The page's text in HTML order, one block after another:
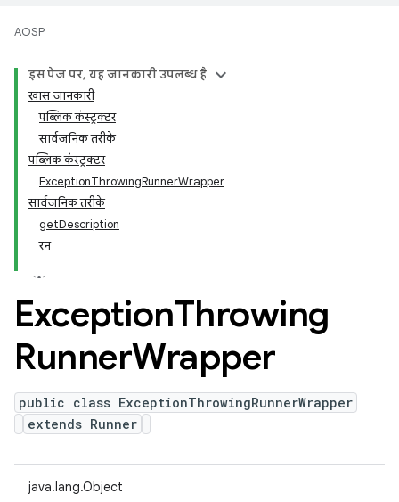
AOSP
इस पेज पर, यह जानकारी उपलब्ध है
खास जानकारी
पब्लिक कंस्ट्रक्टर
सार्वजनिक तरीके
पब्लिक कंस्ट्रक्टर
ExceptionThrowingRunnerWrapper
सार्वजनिक तरीके
getDescription
रन
ExceptionThrowing
RunnerWrapper
public class ExceptionThrowingRunnerWrapper
extends Runner
java.lang.Object